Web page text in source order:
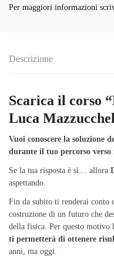
Per maggiori informazioni
Descrizione
Scarica il corso
Luca
Vuoi conoscere la soluzione
durante il tuo percorso
Se la tua risposta è sì… allora
aspettando.
Fin da subito ti renderai conto
costruzione di un futuro che
della fisica. Per questo motivo
ti permetterà di ottenere
anni, ma oggi.